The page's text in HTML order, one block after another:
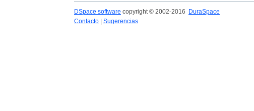
DSpace software copyright © 2002-2016 DuraSpace
Contacto
Sugerencias